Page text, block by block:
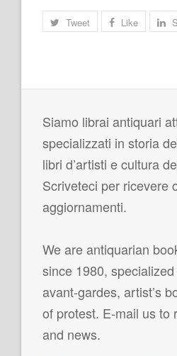
Tweet Like
Siamo librai antiquari
specializzati in storia
libri d’artisti e cultura
Scriveteci per ricevere
aggiornamenti.
We are antiquarian
since 1980,
avant-gardes, artist’s
of protest. E-mail us to
and news.